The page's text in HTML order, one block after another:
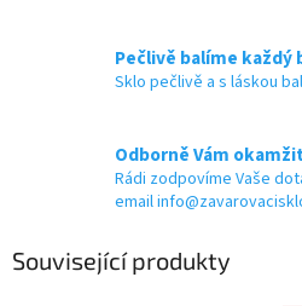
Pečlivě balíme každý
Sklo pečlivě a s láskou
Odborně Vám
Rádi zodpovíme Vaše
email
Související produkty